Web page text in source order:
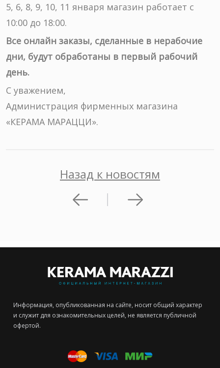
5, 6, 8, 9, 10, 11 января магазин работает с
10:00 до 18:00.
Все онлайн заказы, сделанные в нерабочие
дни, будут обработаны в первый рабочий
день.
С уважением,
Администрация фирменных магазина
«КЕРАМА МАРАЦЦИ».
Назад к новостям
Информация, опубликованная на сайте, носит общий характер
и служит для ознакомительных целей, не является публичной
офертой.